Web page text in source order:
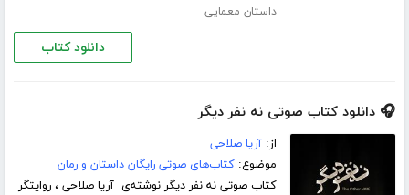
داستان معمایی
دانلود کتاب
🎧 دانلود کتاب صوتی نه نفر دیگر
از:آریا صلاحی
موضوع:کتاب‌های صوتی رایگان داستان و رمان
کتاب صوتی نه نفر دیگر نوشته‌ی آریا صلاحی ، روایتگر